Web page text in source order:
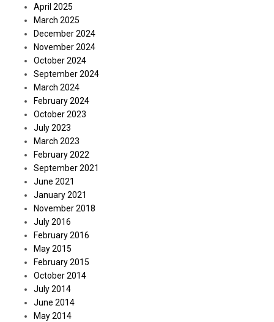
April 2025
March 2025
December 2024
November 2024
October 2024
September 2024
March 2024
February 2024
October 2023
July 2023
March 2023
February 2022
September 2021
June 2021
January 2021
November 2018
July 2016
February 2016
May 2015
February 2015
October 2014
July 2014
June 2014
May 2014